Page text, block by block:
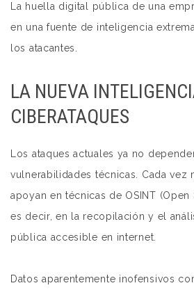
La huella digital pública de una
en una fuente de inteligencia
los atacantes.
LA NUEVA
CIBERATAQUES
Los ataques actuales ya no
vulnerabilidades técnicas. Cada vez
apoyan en técnicas de OSINT (Open
es decir, en la recopilación y el
pública accesible en internet.
Datos aparentemente inofensivos